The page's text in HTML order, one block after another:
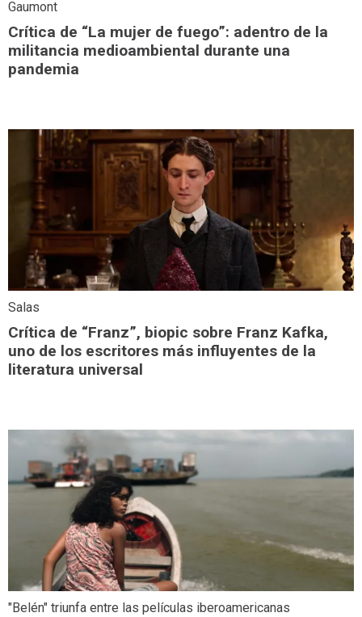
Gaumont
Crítica de “La mujer de fuego”: adentro de la
militancia medioambiental durante una
pandemia
Salas
Crítica de “Franz”, biopic sobre Franz Kafka,
uno de los escritores más influyentes de la
literatura universal
"Belén" triunfa entre las películas iberoamericanas